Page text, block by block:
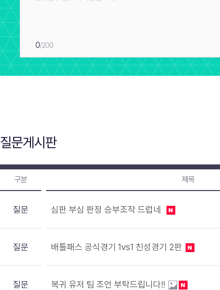
0/200
질문게시판
구분 제목
질문 심판 부심 판정 승부조작 드럽네
질문 배틀패스 공식경기 1vs1 친성경기 2판
질문 복귀 유저 팀 조언 부탁드립니다!!